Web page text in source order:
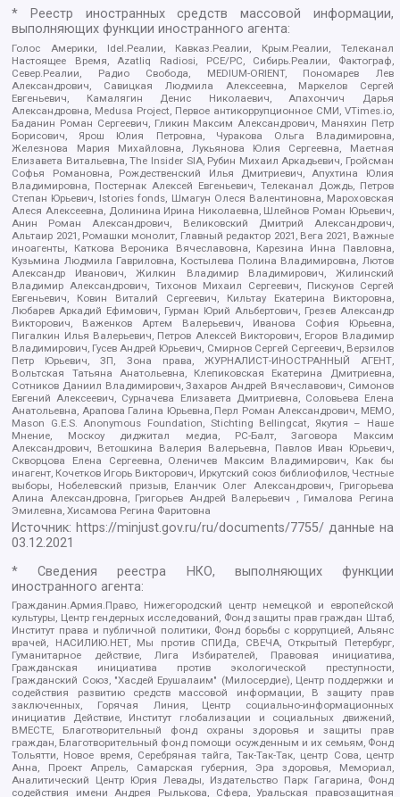
* Реестр иностранных средств массовой информации,
выполняющих функции иностранного агента:
Голос Америки, Idel.Реалии, Кавказ.Реалии, Крым.Реалии, Телеканал
Настоящее Время, Azatliq Radiosi, PCE/PC, Сибирь.Реалии, Фактограф,
Север.Реалии, Радио Свобода, MEDIUM-ORIENT, Пономарев Лев
Александрович, Савицкая Людмила Алексеевна, Маркелов Сергей
Евгеньевич, Камалягин Денис Николаевич, Апахончич Дарья
Александровна, Medusa Project, Первое антикоррупционное СМИ, VTimes.io,
Баданин Роман Сергеевич, Гликин Максим Александрович, Маняхин Петр
Борисович, Ярош Юлия Петровна, Чуракова Ольга Владимировна,
Железнова Мария Михайловна, Лукьянова Юлия Сергеевна, Маетная
Елизавета Витальевна, The Insider SIA, Рубин Михаил Аркадьевич, Гройсман
Софья Романовна, Рождественский Илья Дмитриевич, Апухтина Юлия
Владимировна, Постернак Алексей Евгеньевич, Телеканал Дождь, Петров
Степан Юрьевич, Istories fonds, Шмагун Олеся Валентиновна, Мароховская
Алеся Алексеевна, Долинина Ирина Николаевна, Шлейнов Роман Юрьевич,
Анин Роман Александрович, Великовский Дмитрий Александрович,
Альтаир 2021, Ромашки монолит, Главный редактор 2021, Вега 2021, Важные
иноагенты, Каткова Вероника Вячеславовна, Карезина Инна Павловна,
Кузьмина Людмила Гавриловна, Костылева Полина Владимировна, Лютов
Александр Иванович, Жилкин Владимир Владимирович, Жилинский
Владимир Александрович, Тихонов Михаил Сергеевич, Пискунов Сергей
Евгеньевич, Ковин Виталий Сергеевич, Кильтау Екатерина Викторовна,
Любарев Аркадий Ефимович, Гурман Юрий Альбертович, Грезев Александр
Викторович, Важенков Артем Валерьевич, Иванова София Юрьевна,
Пигалкин Илья Валерьевич, Петров Алексей Викторович, Егоров Владимир
Владимирович, Гусев Андрей Юрьевич, Смирнов Сергей Сергеевич, Верзилов
Петр Юрьевич, ЗП, Зона права, ЖУРНАЛИСТ-ИНОСТРАННЫЙ АГЕНТ,
Вольтская Татьяна Анатольевна, Клепиковская Екатерина Дмитриевна,
Сотников Даниил Владимирович, Захаров Андрей Вячеславович, Симонов
Евгений Алексеевич, Сурначева Елизавета Дмитриевна, Соловьева Елена
Анатольевна, Арапова Галина Юрьевна, Перл Роман Александрович, МЕМО,
Mason G.E.S. Anonymous Foundation, Stichting Bellingcat, Якутия – Наше
Мнение, Москоу диджитал медиа, РС-Балт, Заговора Максим
Александрович, Ветошкина Валерия Валерьевна, Павлов Иван Юрьевич,
Скворцова Елена Сергеевна, Оленичев Максим Владимирович, Как бы
инагент, Кочетков Игорь Викторович, Иркутский союз библиофилов, Честные
выборы, Нобелевский призыв, Еланчик Олег Александрович, Григорьева
Алина Александровна, Григорьев Андрей Валерьевич , Гималова Регина
Эмилевна, Хисамова Регина Фаритовна
Источник: https://minjust.gov.ru/ru/documents/7755/ данные на
03.12.2021
* Сведения реестра НКО, выполняющих функции
иностранного агента:
Гражданин.Армия.Право, Нижегородский центр немецкой и европейской
культуры, Центр гендерных исследований, Фонд защиты прав граждан Штаб,
Институт права и публичной политики, Фонд борьбы с коррупцией, Альянс
врачей, НАСИЛИЮ.НЕТ, Мы против СПИДа, СВЕЧА, Открытый Петербург,
Гуманитарное действие, Лига Избирателей, Правовая инициатива,
Гражданская инициатива против экологической преступности,
Гражданский Союз, "Хасдей Ерушалаим" (Милосердие), Центр поддержки и
содействия развитию средств массовой информации, В защиту прав
заключенных, Горячая Линия, Центр социально-информационных
инициатив Действие, Институт глобализации и социальных движений,
ВМЕСТЕ, Благотворительный фонд охраны здоровья и защиты прав
граждан, Благотворительный фонд помощи осужденным и их семьям, Фонд
Тольятти, Новое время, Серебряная тайга, Так-Так-Так, центр Сова, центр
Анна, Проект Апрель, Самарская губерния, Эра здоровья, Мемориал,
Аналитический Центр Юрия Левады, Издательство Парк Гагарина, Фонд
содействия имени Андрея Рылькова, Сфера, Уральская правозащитная